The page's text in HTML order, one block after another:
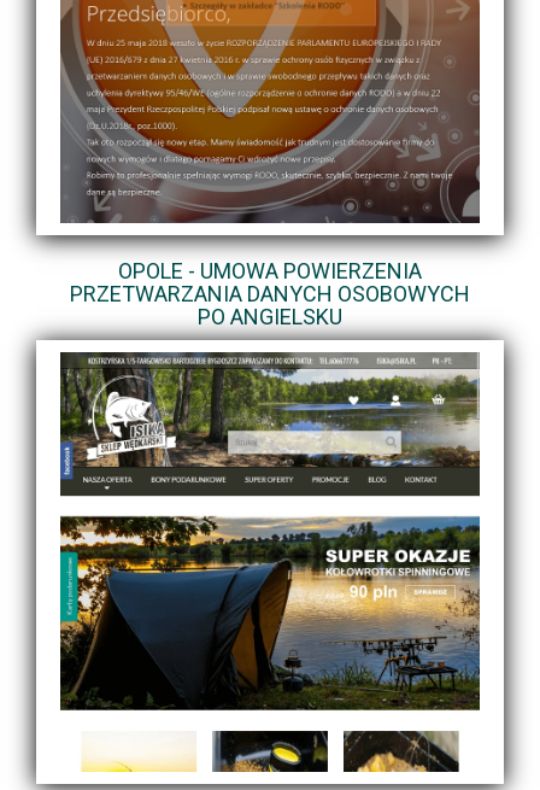
OPOLE - UMOWA POWIERZENIA
PRZETWARZANIA DANYCH OSOBOWYCH
PO ANGIELSKU